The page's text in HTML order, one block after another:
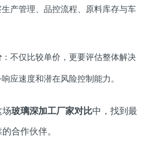
生产管理、品控流程、原料库存与车
：不仅比较单价，更要评估整体解决
应速度和潜在风险控制能力。
玻璃深加工厂家对比中，找到最
合作伙伴。